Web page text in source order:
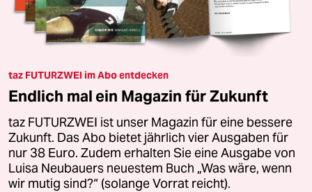
taz FUTURZWEI im Abo entdecken
Endlich mal ein Magazin für Zukunft
taz FUTURZWEI ist unser Magazin für eine bessere
Zukunft. Das Abo bietet jährlich vier Ausgaben für
nur 38 Euro. Zudem erhalten Sie eine Ausgabe von
Luisa Neubauers neuestem Buch „Was wäre, wenn
wir mutig sind?“ (solange Vorrat reicht).